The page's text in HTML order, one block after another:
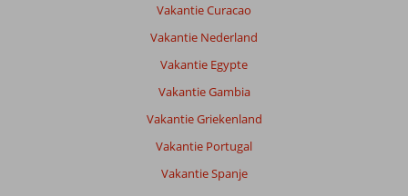
Vakantie Curacao
Vakantie Nederland
Vakantie Egypte
Vakantie Gambia
Vakantie Griekenland
Vakantie Portugal
Vakantie Spanje